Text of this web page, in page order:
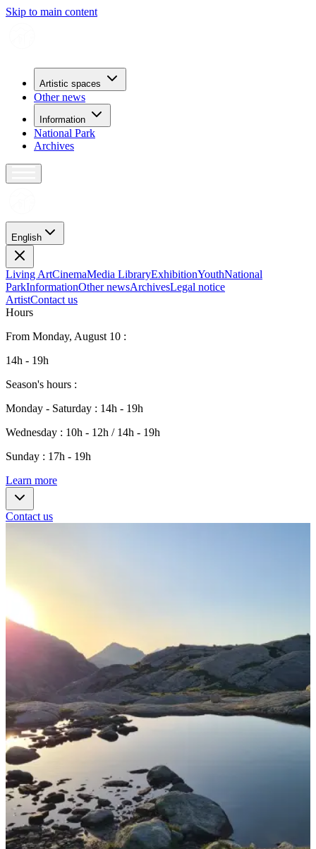
Skip to main content
Artistic spaces
Other news
Information
National Park
Archives
English
Living ArtCinemaMedia LibraryExhibitionYouthNational
ParkInformationOther newsArchivesLegal notice
ArtistContact us
Hours
From Monday, August 10 :
14h - 19h
Season's hours :
Monday - Saturday : 14h - 19h
Wednesday : 10h - 12h / 14h - 19h
Sunday : 17h - 19h
Learn more
Contact us